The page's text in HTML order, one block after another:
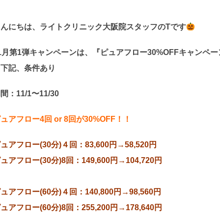
にちは、ライトクリニック大阪院スタッフのTです
第1弾キャンペーンは、『ピュアフロー30%OFFキャンペー
記、条件あり
：11/1〜11/30
アフロー4回 or 8回が30%OFF！！
アフロー(30分)４回：83,600円→58,520円
アフロー(30分)8回：149,600円→104,720円
アフロー(60分)４回：140,800円→98,560円
アフロー(60分)8回：255,200円→178,640円